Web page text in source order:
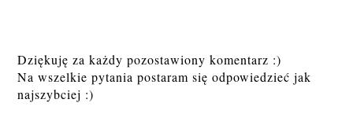
Dziękuję za każdy pozostawiony komentarz :)
Na wszelkie pytania postaram się odpowiedzieć jak
najszybciej :)